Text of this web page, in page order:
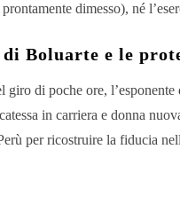
dimesso), né
Boluarte e le
giro di poche ore,
in carriera e donna
per ricostruire la fiducia